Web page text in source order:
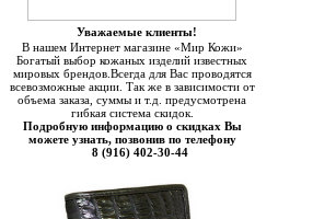
Уважаемые клиенты!
В нашем Интернет магазине «Мир Кожи»
Богатый выбор кожаных изделий известных
мировых брендов.Всегда для Вас проводятся
всевозможные акции. Так же в зависимости от
объема заказа, суммы и т.д. предусмотрена
гибкая система скидок.
Подробную информацию о скидках Вы
можете узнать, позвонив по телефону
8 (916) 402-30-44